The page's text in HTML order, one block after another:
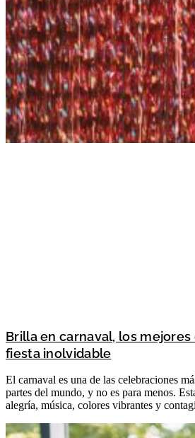
Brilla en carnaval, los
fiesta inolvidable
El carnaval es una de las celebraciones
partes del mundo, y no es para menos.
alegría, música, colores vibrantes y